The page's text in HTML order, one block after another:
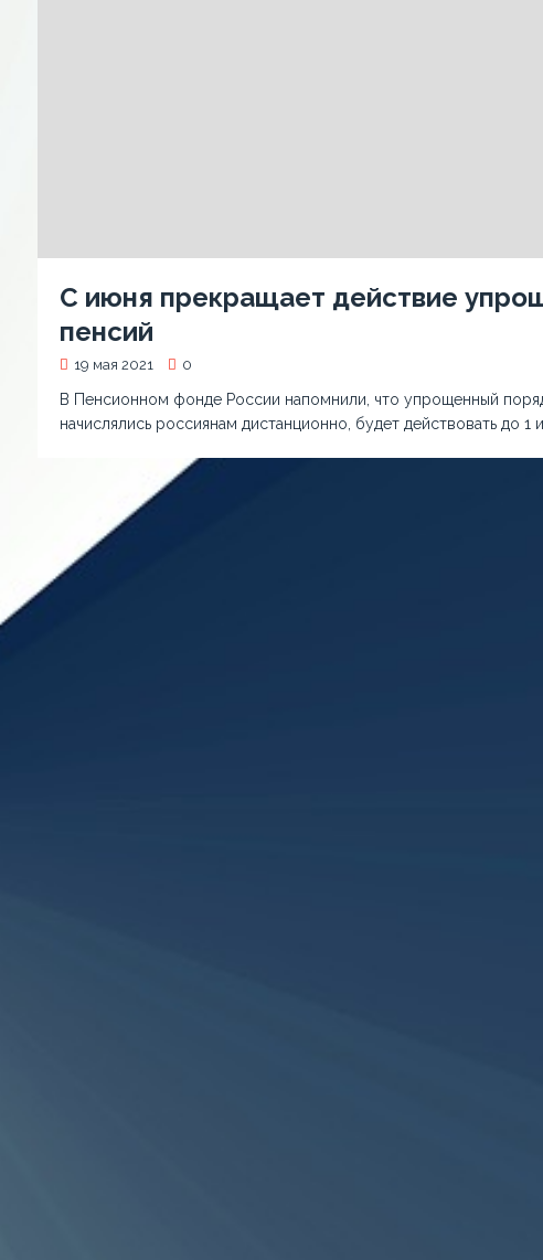
С июня прекращает действие
пенсий
19 мая 2021 0
В Пенсионном фонде России напомнили, что упрощенный
начислялись россиянам дистанционно, будет действовать до 1